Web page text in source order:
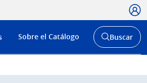
Menú
de
Sobre el Catálogo
Abrir
buscador
Buscar